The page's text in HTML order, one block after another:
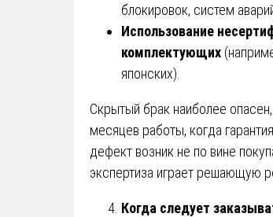
блокировок, систем
Использование
комплектующих
японских).
Скрытый брак наиболее
месяцев работы, когда
дефект возник не по вине
экспертиза играет решающую
Когда следует